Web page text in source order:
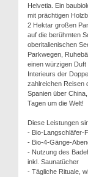
Helvetia. Ein
mit prächtigen
2 Hektar großen
auf die berühmten
oberitalienischen
Parkwegen,
einen würzigen
Interieurs der
zahlreichen Reisen
Spanien über
Tagen um die Welt!
Diese Leistungen
- Bio-Langschläfer-
- Bio-4-Gänge-
- Nutzung des
inkl. Saunatücher
- Tägliche Rituale,